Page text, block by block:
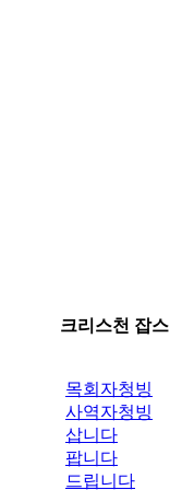
크리스천 잡스
목회자청빙
사역자청빙
삽니다
팝니다
드립니다